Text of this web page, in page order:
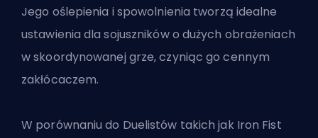
Jego oślepienia i spowolnienia tworzą idealne
ustawienia dla sojuszników o dużych obrażeniach
w skoordynowanej grze, czyniąc go cennym
zakłócaczem.
W porównaniu do Duelistów takich jak Iron Fist